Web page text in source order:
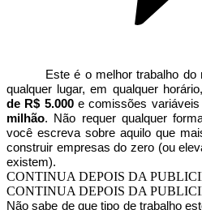
Este é o melhor trabalho
qualquer lugar, em qualquer
de R$ 5.000e comissões
milhão. Não requer qualquer
você escreva sobre aquilo que
construir empresas do zero (ou
existem).
CONTINUA DEPOIS DA
CONTINUA DEPOIS DA
Não sabe de que tipo de trabalho